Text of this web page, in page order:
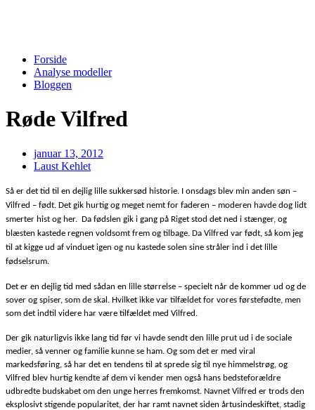
Forside
Analyse modeller
Bloggen
Røde Vilfred
januar 13, 2012
Laust Kehlet
Så er det tid til en dejlig lille sukkersød historie. I onsdags blev min anden søn –
Vilfred – født. Det gik hurtig og meget nemt for faderen – moderen havde dog lidt
smerter hist og her. Da fødslen gik i gang på Riget stod det ned i stænger, og
blæsten kastede regnen voldsomt frem og tilbage. Da Vilfred var født, så kom jeg
til at kigge ud af vinduet igen og nu kastede solen sine stråler ind i det lille
fødselsrum.
Det er en dejlig tid med sådan en lille størrelse – specielt når de kommer ud og de
sover og spiser, som de skal. Hvilket ikke var tilfældet for vores førstefødte, men
som det indtil videre har være tilfældet med Vilfred.
Der gik naturligvis ikke lang tid før vi havde sendt den lille prut ud i de sociale
medier, så venner og familie kunne se ham. Og som det er med viral
markedsføring, så har det en tendens til at sprede sig til nye himmelstrøg, og
Vilfred blev hurtig kendte af dem vi kender men også hans bedsteforældre
udbredte budskabet om den unge herres fremkomst. Navnet Vilfred er trods den
eksplosivt stigende popularitet, der har ramt navnet siden årtusindeskiftet, stadig